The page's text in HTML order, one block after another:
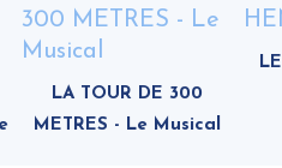
LA TOUR DE 300
METRES - Le Musical